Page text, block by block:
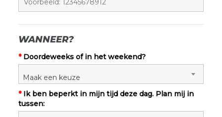
Verkoopprijs
datum
Ja Nee
Plaats
WANNEER?
*Doordeweeks of in het weekend?
Maak een keuze
*Ik ben beperkt in mijn tijd deze dag. Plan mij in
tussen: